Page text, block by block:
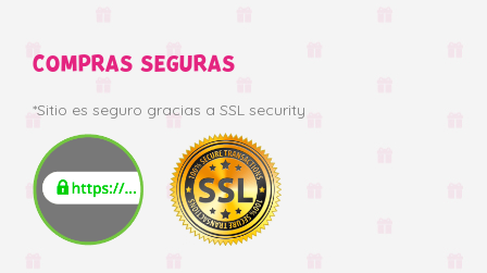
COMPRAS SEGURAS
*Sitio es seguro gracias a SSL security